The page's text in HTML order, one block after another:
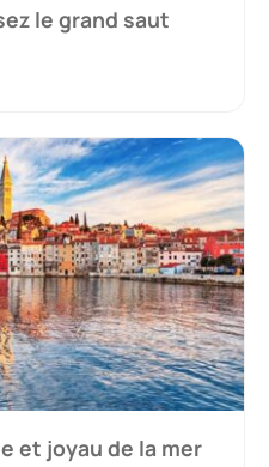
le grand saut
et joyau de la mer